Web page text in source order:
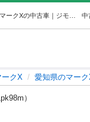
中
ークX 愛知県のマー
）